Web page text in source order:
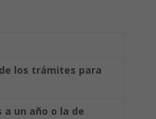
los trámites para
un año o la de